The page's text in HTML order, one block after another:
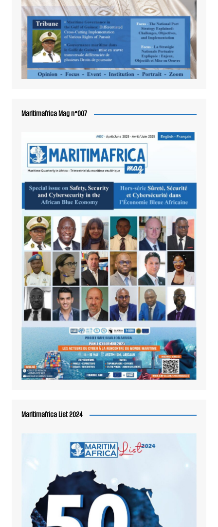
Maritimafrica Mag n°007
Maritimafrica List 2024